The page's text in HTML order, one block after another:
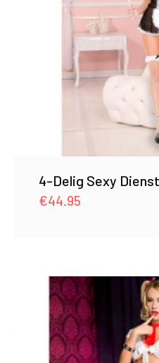
4-Delig Sexy
€44.95